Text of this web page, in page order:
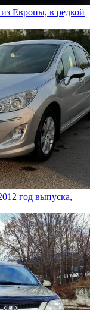
Европы, в редкой
год выпуска,